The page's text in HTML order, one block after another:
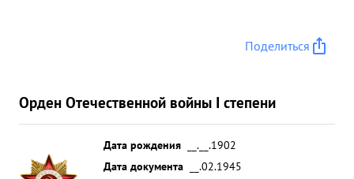
Поделиться
Орден Отечественной войны I степени
Дата рождения
__.__.1902
Дата документа
__.02.1945